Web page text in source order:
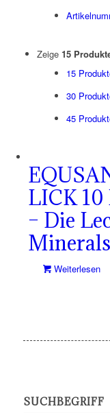
Zeige 15
15
30
45
LICK 10
– Die
Weiterlesen
SUCHBEGRIFF